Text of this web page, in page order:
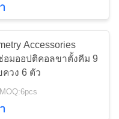
หักเห
44
Accessories
อมออปติคอลขาตั้งคีม 9
วง 6 ตัว